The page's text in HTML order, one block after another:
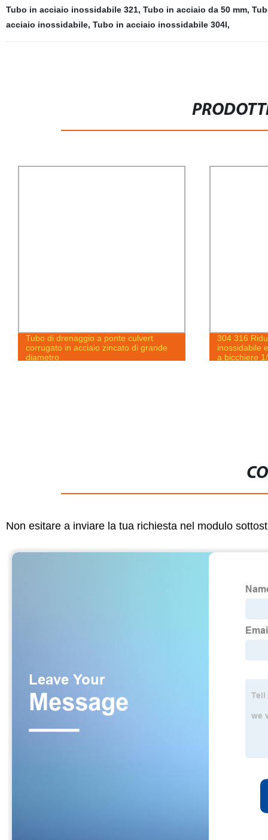
Tubo in acciaio inossidabile 321, Tubo in acciaio da 50 mm,
acciaio inossidabile, Tubo in acciaio inossidabile 304l,
Tubo di drenaggio a ponte culvert
corrugato in acciaio zincato di grande
diametro
304 316
inossidabile
a bicchiere
Non esitare a inviare la tua richiesta nel modulo